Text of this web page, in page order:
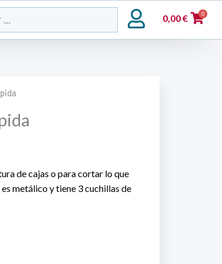
0,00€ 0
de cajas o para cortar lo que
metálico y tiene 3 cuchillas de